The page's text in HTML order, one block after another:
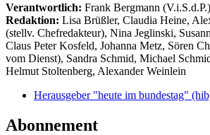
Verantwortlich: Frank Bergmann (V.i.S.d.P.)
Redaktion: Lisa Brüßler, Claudia Heine,
(stellv. Chefredakteur), Nina Jeglinski,
Claus Peter Kosfeld, Johanna Metz, Sören
vom Dienst), Sandra Schmid, Michael
Helmut Stoltenberg, Alexander Weinlein
Herausgeber "heute im bundestag"
Abonnement